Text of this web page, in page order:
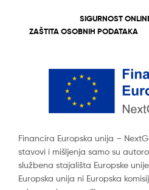
SIGURNOST
ZAŠTITA OSOBNIH PODATAKA
Financira Europska unija –
stavovi i mišljenja samo su
službena stajališta Europske
Europska unija ni Europska